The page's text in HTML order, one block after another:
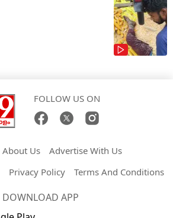
FOLLOW US ON
About Us
Advertise With Us
Privacy Policy Terms And Conditions
DOWNLOAD APP